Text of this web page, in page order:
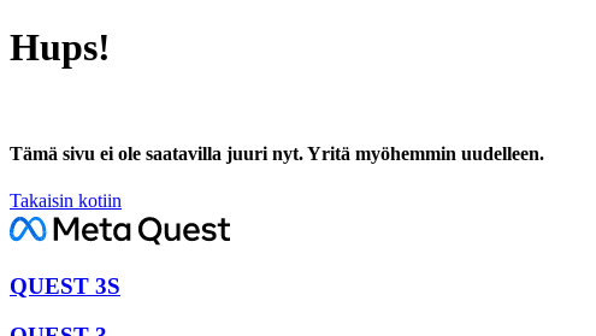
Hups!
Tämä sivu ei ole saatavilla juuri nyt. Yritä myöhemmin uudelleen.
Takaisin kotiin
QUEST 3S